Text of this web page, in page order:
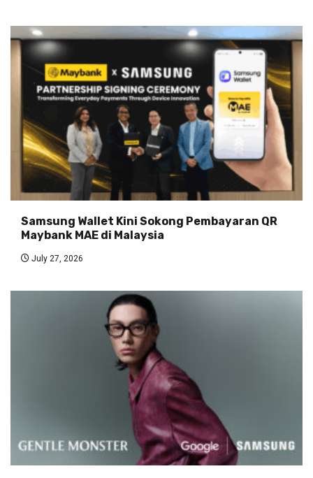
Samsung Wallet Kini Sokong Pembayaran QR
Maybank MAE di Malaysia
July 27, 2026